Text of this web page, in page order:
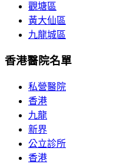
觀塘區
黃大仙區
九龍城區
香港醫院名單
私營醫院
香港
九龍
新界
公立診所
香港